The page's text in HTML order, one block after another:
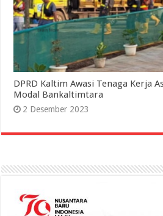
DPRD Kaltim Awasi Tenaga Kerja
Modal Bankaltimtara
2 Desember 2023